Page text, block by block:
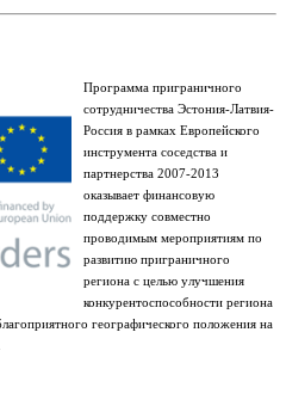
Программа приграничного
сотрудничества Эстония-Латвия-
Россия в рамках Европейского
инструмента соседства и
партнерства 2007-2013
оказывает финансовую
поддержку совместно
проводимым мероприятиям по
развитию приграничного
региона с целью улучшения
конкурентоспособности региона
географического положения на